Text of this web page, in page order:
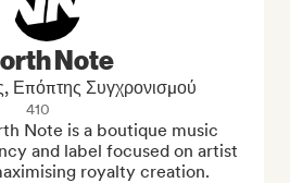
Note
Επόπτης Συγχρονισμού
410
Note is a boutique music
and label focused on artist
royalty creation.